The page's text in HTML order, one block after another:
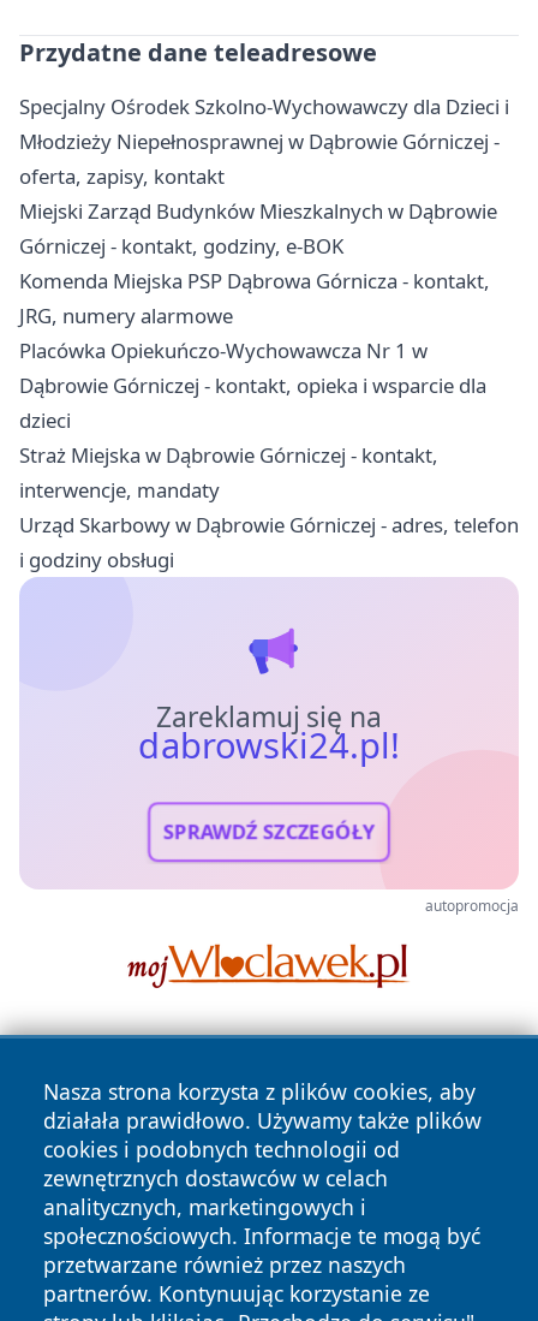
Przydatne dane teleadresowe
Specjalny Ośrodek Szkolno-Wychowawczy dla Dzieci i
Młodzieży Niepełnosprawnej w Dąbrowie Górniczej -
oferta, zapisy, kontakt
Miejski Zarząd Budynków Mieszkalnych w Dąbrowie
Górniczej - kontakt, godziny, e-BOK
Komenda Miejska PSP Dąbrowa Górnicza - kontakt,
JRG, numery alarmowe
Placówka Opiekuńczo-Wychowawcza Nr 1 w
Dąbrowie Górniczej - kontakt, opieka i wsparcie dla
dzieci
Straż Miejska w Dąbrowie Górniczej - kontakt,
interwencje, mandaty
Urząd Skarbowy w Dąbrowie Górniczej - adres, telefon
i godziny obsługi
Zareklamuj się na
dabrowski24.pl!
SPRAWDŹ SZCZEGÓŁY
autopromocja
Nasza strona korzysta z plików cookies, aby
działała prawidłowo. Używamy także plików
cookies i podobnych technologii od
zewnętrznych dostawców w celach
analitycznych, marketingowych i
społecznościowych. Informacje te mogą być
przetwarzane również przez naszych
partnerów. Kontynuując korzystanie ze
Copyright © 2026 dabrowski24.pl Wszystkie prawa
zastrzeżone.
News Autorzy
Polityka
Polityka